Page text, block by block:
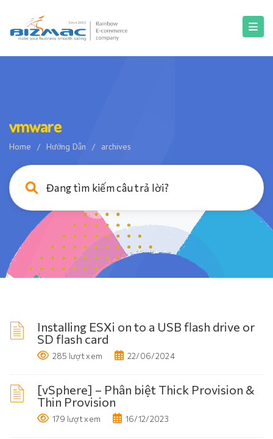
vmware
Home / Hướng Dẫn / archives
Installing ESXi on to a USB flash drive or
SD flash card
285 lượt xem 22/06/2024
[vSphere] – Phân biệt Thick Provision &
Thin Provision
179 lượt xem 16/12/2023